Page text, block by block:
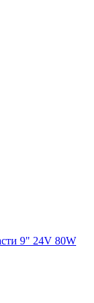
9" 24V 80W